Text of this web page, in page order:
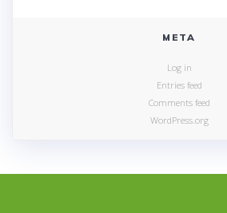
META
Log in
Entries feed
Comments feed
WordPress.org